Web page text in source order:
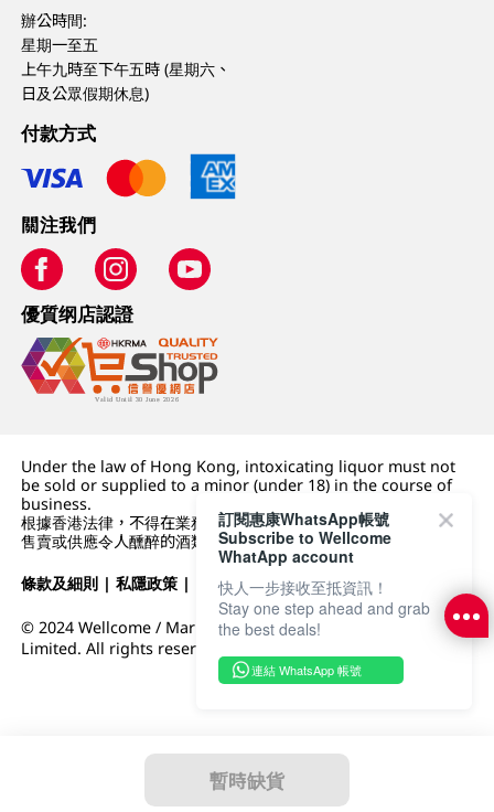
暫時缺貨
辦公時間:
星期一至五
上午九時至下午五時 (星期六、
日及公眾假期休息)
付款方式
關注我們
優質纲店認證
Under the law of Hong Kong, intoxicating liquor must not
be sold or supplied to a minor (under 18) in the course of
business.
根據香港法律，不得在業務過程中，向未成年人 (18 歲以下人士)
售賣或供應令人醺醉的酒類。
條款及細則 |私隱政策 | DFI零售集團
© 2024 Wellcome / Market Place. The Dairy Farm Company
Limited. All rights reserved.
訂閱惠康WhatsApp帳號
Subscribe to Wellcome
WhatApp account
快人一步接收至抵資訊！
Stay one step ahead and grab
the best deals!
連結 WhatsApp 帳號